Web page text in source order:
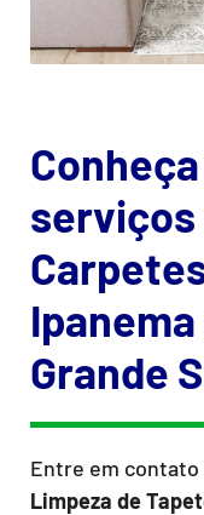
serviços
Grande
Entre em contato
Limpeza de